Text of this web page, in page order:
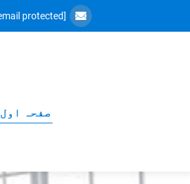
[email protected]
صفحہ اول